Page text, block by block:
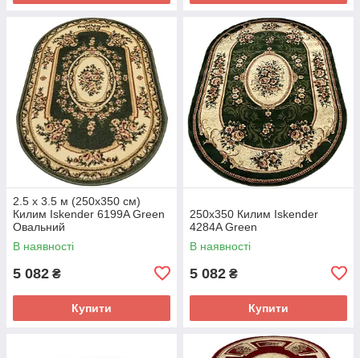
2.5 х 3.5 м (250х350 см)
Килим Iskender 6199A Green
Овальний
В наявності
5 082 ₴
Купити
250x350 Килим Iskender
4284A Green
В наявності
5 082 ₴
Купити